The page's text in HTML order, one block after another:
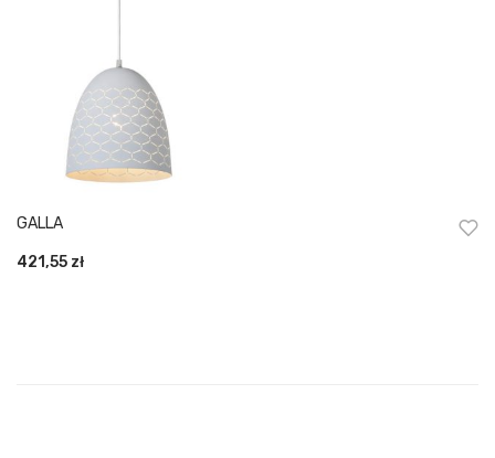
GALLA
421,55 zł